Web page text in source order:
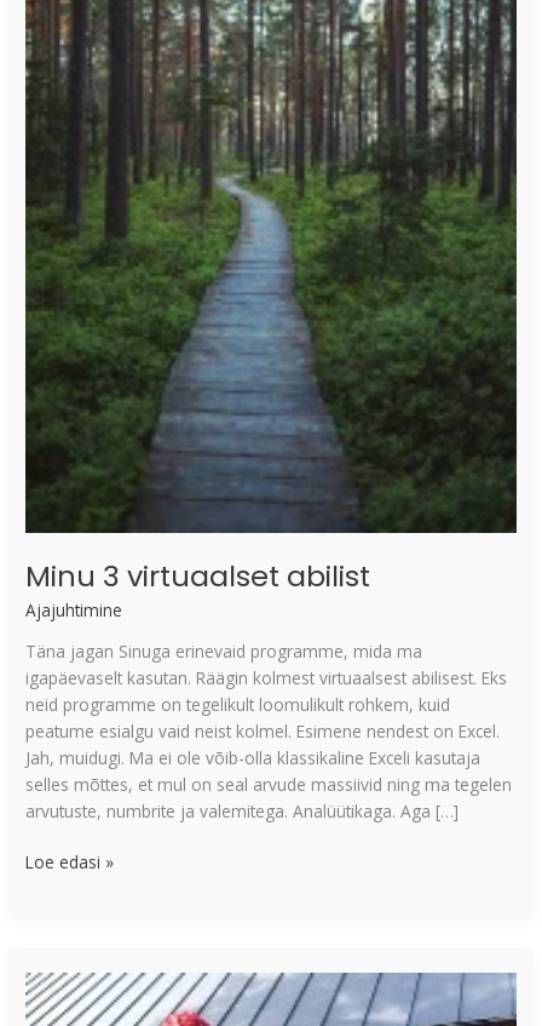
Minu 3 virtuaalset abilist
Ajajuhtimine
Täna jagan Sinuga erinevaid programme, mida ma
igapäevaselt kasutan. Räägin kolmest virtuaalsest abilisest. Eks
neid programme on tegelikult loomulikult rohkem, kuid
peatume esialgu vaid neist kolmel. Esimene nendest on Excel.
Jah, muidugi. Ma ei ole võib-olla klassikaline Exceli kasutaja
selles mõttes, et mul on seal arvude massiivid ning ma tegelen
arvutuste, numbrite ja valemitega. Analüütikaga. Aga […]
Loe edasi »
on
aja